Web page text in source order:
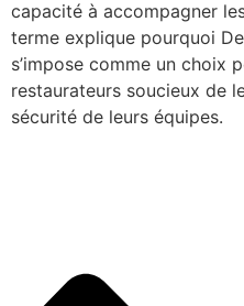
capacité à accompagner
terme explique pourquoi
s’impose comme un choix
restaurateurs soucieux de
sécurité de leurs équipes.